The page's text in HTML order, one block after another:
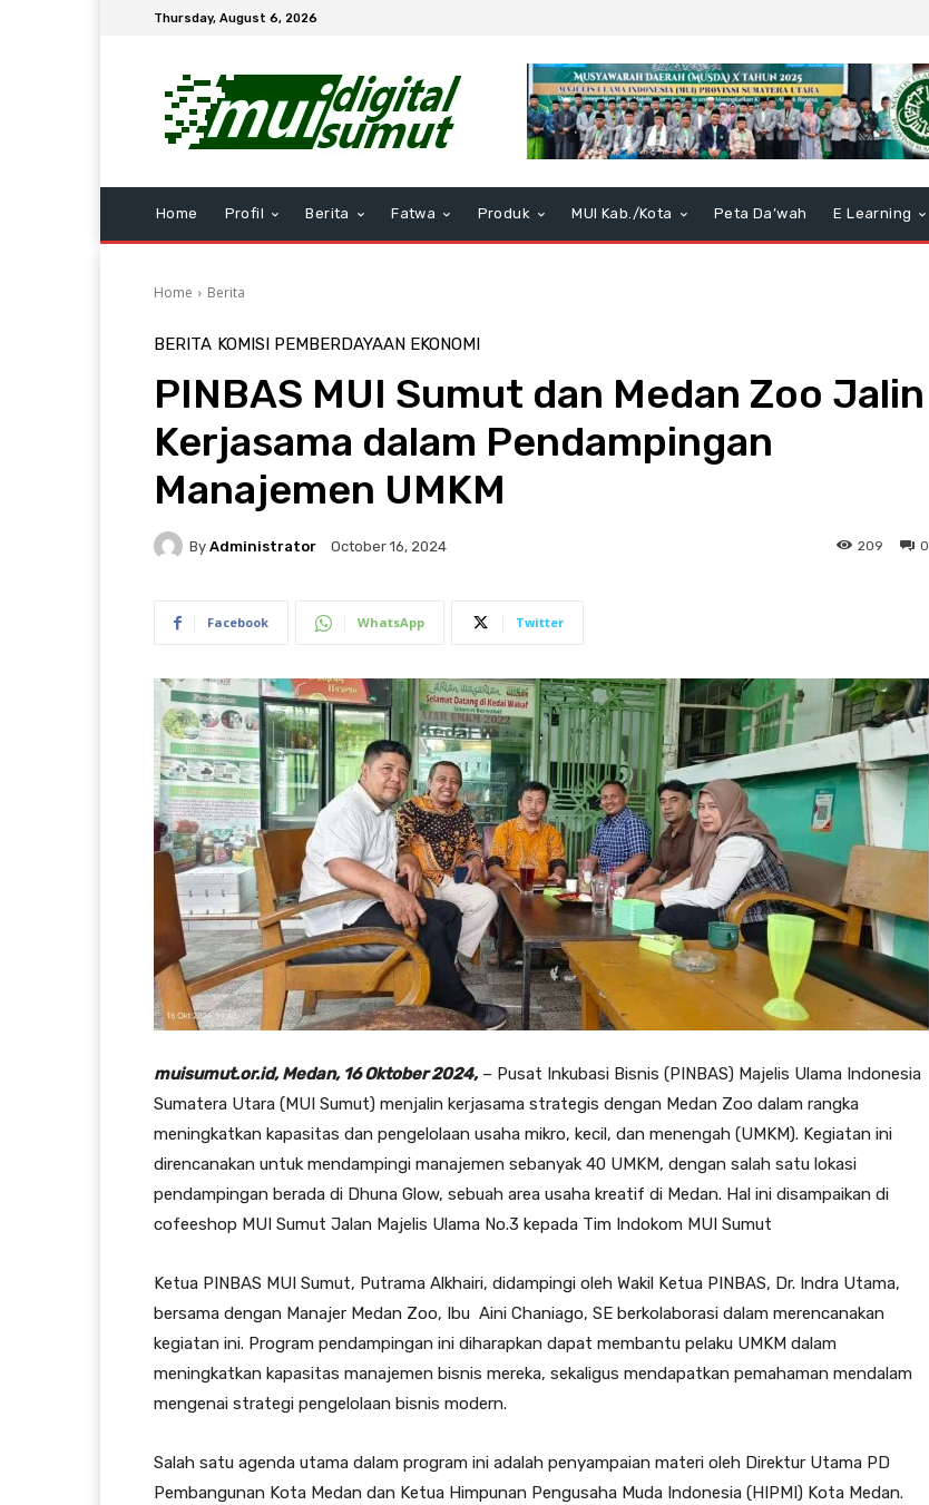
Thursday, August 6, 2026
Home Profil Berita Fatwa Produk MUI Kab./Kota Peta Da’wah E Learning
Home Berita
BERITA KOMISI PEMBERDAYAAN EKONOMI
PINBAS MUI Sumut dan Medan Zoo Jalin
Kerjasama dalam Pendampingan
Manajemen UMKM
By Administrator October 16, 2024 0
209
Facebook WhatsApp Twitter
muisumut.or.id, Medan, 16 Oktober 2024,– Pusat Inkubasi Bisnis (PINBAS) Majelis Ulama Indonesia
Sumatera Utara (MUI Sumut) menjalin kerjasama strategis dengan Medan Zoo dalam rangka
meningkatkan kapasitas dan pengelolaan usaha mikro, kecil, dan menengah (UMKM). Kegiatan ini
direncanakan untuk mendampingi manajemen sebanyak 40 UMKM, dengan salah satu lokasi
pendampingan berada di Dhuna Glow, sebuah area usaha kreatif di Medan. Hal ini disampaikan di
cofeeshop MUI Sumut Jalan Majelis Ulama No.3 kepada Tim Indokom MUI Sumut
Ketua PINBAS MUI Sumut, Putrama Alkhairi, didampingi oleh Wakil Ketua PINBAS, Dr. Indra Utama,
bersama dengan Manajer Medan Zoo, Ibu Aini Chaniago, SE berkolaborasi dalam merencanakan
kegiatan ini. Program pendampingan ini diharapkan dapat membantu pelaku UMKM dalam
meningkatkan kapasitas manajemen bisnis mereka, sekaligus mendapatkan pemahaman mendalam
mengenai strategi pengelolaan bisnis modern.
Salah satu agenda utama dalam program ini adalah penyampaian materi oleh Direktur Utama PD
Pembangunan Kota Medan dan Ketua Himpunan Pengusaha Muda Indonesia (HIPMI) Kota Medan.